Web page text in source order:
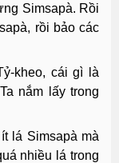
Simsapà. Rồi
rồi bảo các
kheo, cái gì là
nắm lấy trong
lá Simsapà mà
nhiều lá trong